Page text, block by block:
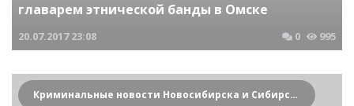
главарем этнической банды в Омске
20.07.2017 23:08 0 995
Криминальные новости Новосибирска и Сибирского региона